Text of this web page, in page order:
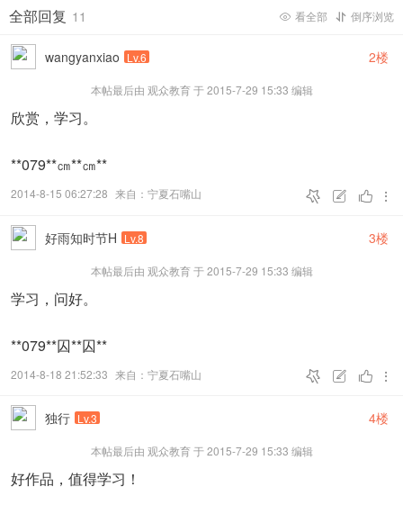
 倒序浏览
 看全部
全部回复 11
wangyanxiao Lv.6 2楼
本帖最后由 观众教育 于 2015-7-29 15:33 编辑
欣赏，学习。
**079**㎝**㎝**
2014-8-15 06:27:28 来自：宁夏石嘴山   

好雨知时节H Lv.8 3楼
本帖最后由 观众教育 于 2015-7-29 15:33 编辑
学习，问好。
**079**囚**囚**
2014-8-18 21:52:33 来自：宁夏石嘴山   

独行 Lv.3 4楼
本帖最后由 观众教育 于 2015-7-29 15:33 编辑
好作品，值得学习！